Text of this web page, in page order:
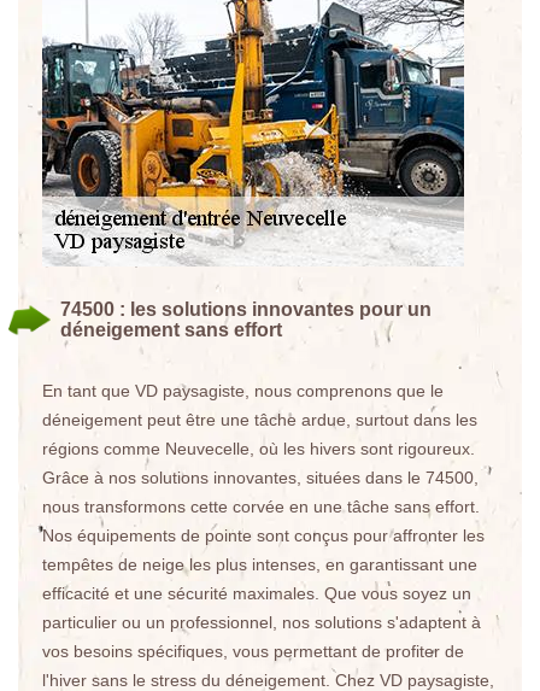
74500 : les solutions innovantes pour un
déneigement sans effort
En tant que VD paysagiste, nous comprenons que le
déneigement peut être une tâche ardue, surtout dans les
régions comme Neuvecelle, où les hivers sont rigoureux.
Grâce à nos solutions innovantes, situées dans le 74500,
nous transformons cette corvée en une tâche sans effort.
Nos équipements de pointe sont conçus pour affronter les
tempêtes de neige les plus intenses, en garantissant une
efficacité et une sécurité maximales. Que vous soyez un
particulier ou un professionnel, nos solutions s'adaptent à
vos besoins spécifiques, vous permettant de profiter de
l'hiver sans le stress du déneigement. Chez VD paysagiste,